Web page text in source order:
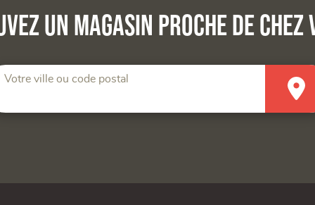
un magasin proche de chez
Votre ville ou code postal